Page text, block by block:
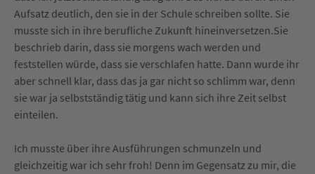
Aufsatz deutlich, den sie in der Schule schreiben sollte. Sie
musste sich in ihre berufliche Zukunft hineinversetzen.Sie
beschrieb darin, dass sie morgens wach werden und
feststellen würde, dass sie verschlafen hatte. Dann wurde ihr
aber schnell klar, dass das ja gar nicht so schlimm war, denn
sie war ja selbstständig tätig und kann sich ihre Zeit selbst
einteilen.
Ich musste über ihre Ausführungen schmunzeln und
gleichzeitig war ich sehr froh! Denn im Gegensatz zu mir, die